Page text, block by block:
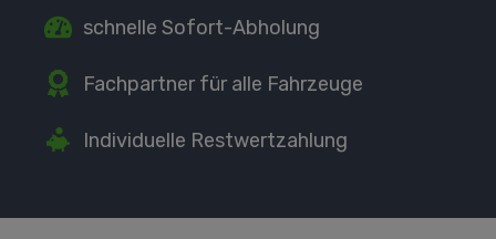
schnelle Sofort-Abholung
Fachpartner für alle Fahrzeuge
Individuelle Restwertzahlung